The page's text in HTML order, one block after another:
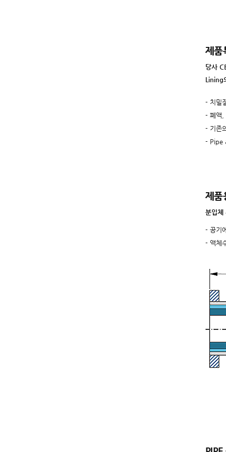
제품
당사
Lining
- 치밀
- 폐액,
- 기존
- Pipe
제품
분입체
- 공기
- 액체